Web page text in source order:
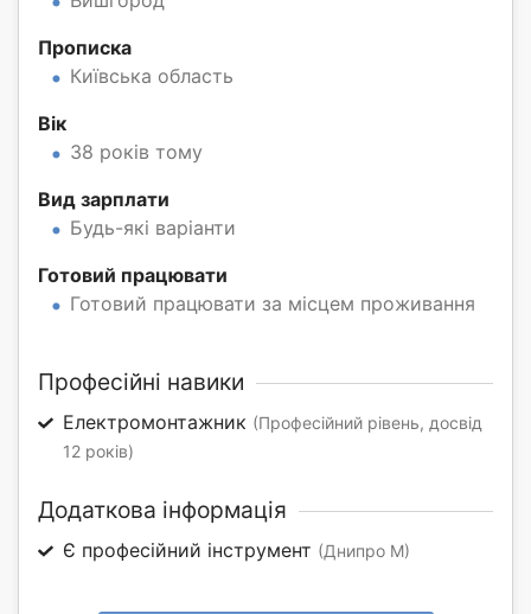
Прописка
Київська область
Вік
38 років тому
Вид зарплати
Будь-які варіанти
Готовий працювати
Готовий працювати за місцем проживання
Професійні навики
Електромонтажник (Професійний рівень, досвід
12 років)
Додаткова інформація
Є професійний інструмент (Днипро М)